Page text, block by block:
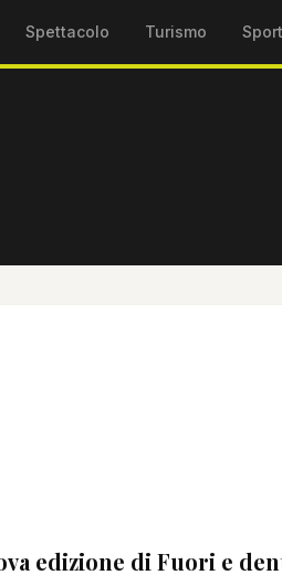
Spettacolo Turismo Sport
edizione di Fuori e